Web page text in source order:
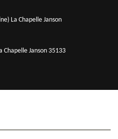
La Chapelle Janson
Janson 35133